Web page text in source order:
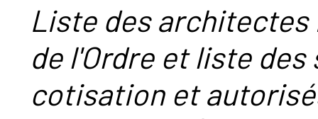
Liste des
de l'Ordre et liste
cotisation et